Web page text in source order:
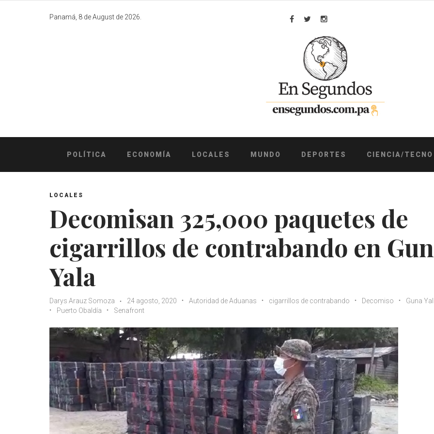
Panamá, 8 de August de 2026.
Facebook
TwitterInstagram
POLÍTICA ECONOMÍA LOCALES MUNDO DEPORTES CIENCIA/TECNO
LOCALES
Decomisan 325,000 paquetes de
cigarrillos de contrabando en
Yala
Darys Arauz Somoza 24 agosto, 2020 Autoridad de Aduanas cigarrillos de contrabando Decomiso
Guna
Puerto Obaldía
Senafront